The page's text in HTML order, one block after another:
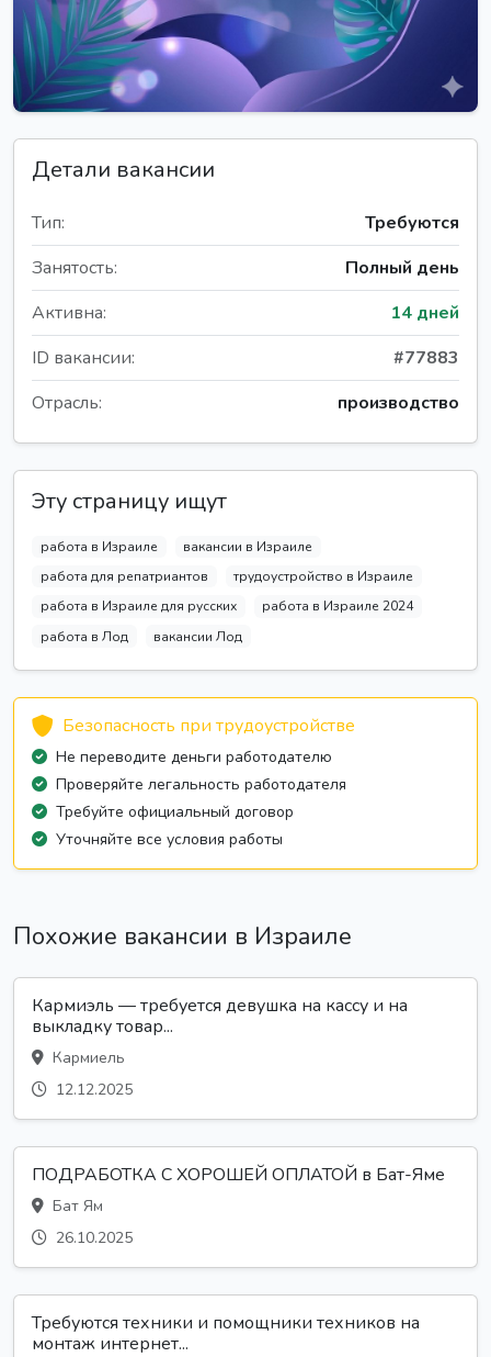
Детали вакансии
Тип:
Требуются
Занятость:
Полный день
Активна:
14 дней
ID вакансии:
#77883
Отрасль:
производство
Эту страницу ищут
работа в Израиле
вакансии в Израиле
работа для репатриантов
трудоустройство в Израиле
работа в Израиле для русских
работа в Израиле 2024
работа в Лод
вакансии Лод
Безопасность при трудоустройстве
Не переводите деньги работодателю
Проверяйте легальность работодателя
Требуйте официальный договор
Уточняйте все условия работы
Похожие вакансии в Израиле
Кармиэль — требуется девушка на кассу и на
выкладку товар...
Кармиель
12.12.2025
ПОДРАБОТКА С ХОРОШЕЙ ОПЛАТОЙ в Бат-Яме
Бат Ям
26.10.2025
Требуются техники и помощники техников на
монтаж интернет...